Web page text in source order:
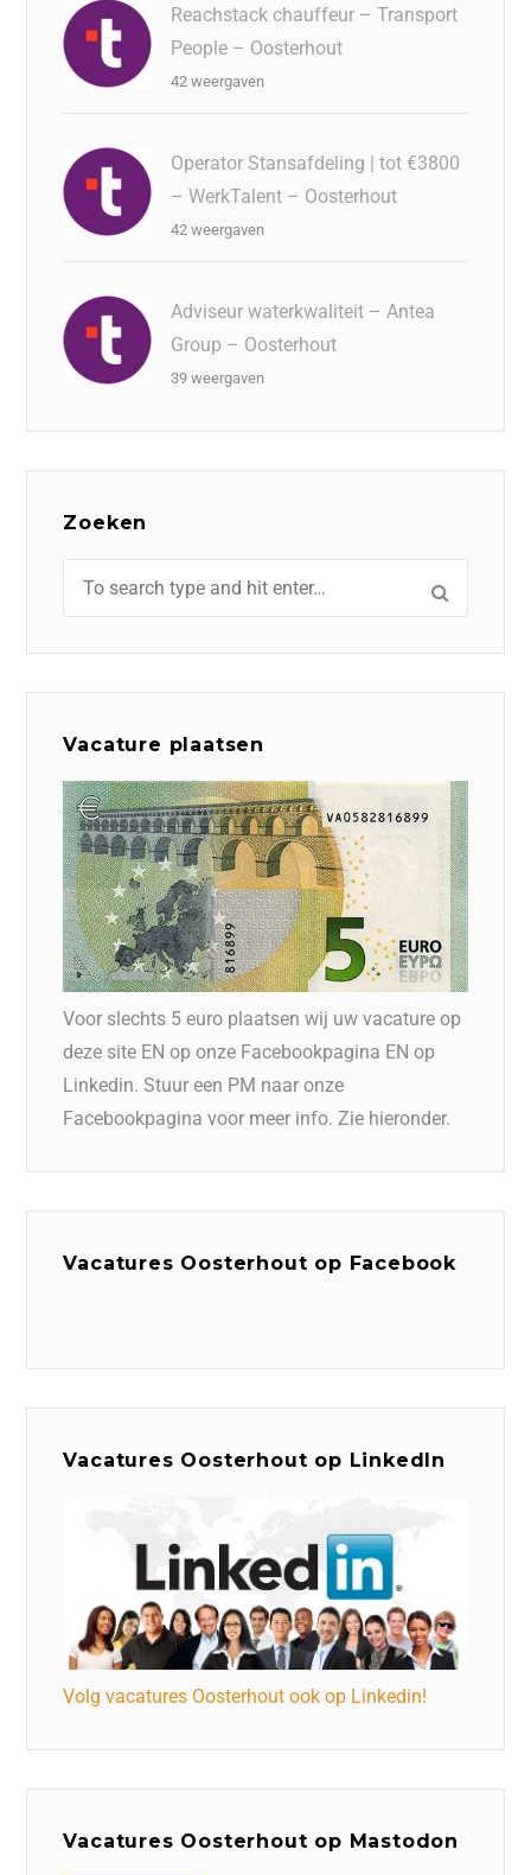
Reachstack chauffeur – Transport
People – Oosterhout
42 weergaven
Operator Stansafdeling | tot €3800
– WerkTalent – Oosterhout
42 weergaven
Adviseur waterkwaliteit – Antea
Group – Oosterhout
39 weergaven
Zoeken
Vacature plaatsen
Voor slechts 5 euro plaatsen wij uw vacature op
deze site EN op onze Facebookpagina EN op
Linkedin. Stuur een PM naar onze
Facebookpagina voor meer info. Zie hieronder.
Vacatures Oosterhout op Facebook
Vacatures Oosterhout op LinkedIn
Volg vacatures Oosterhout ook op Linkedin!
Vacatures Oosterhout op Mastodon